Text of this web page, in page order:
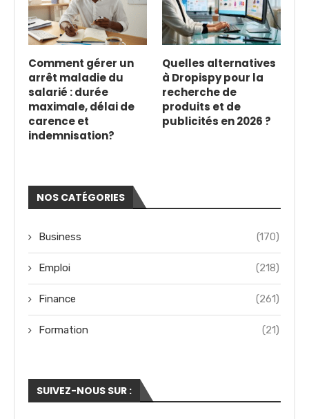
Comment gérer un
arrêt maladie du
salarié : durée
maximale, délai de
carence et
indemnisation?
Quelles alternatives
à Dropispy pour la
recherche de
produits et de
publicités en 2026 ?
NOS CATÉGORIES
Business (170)
Emploi (218)
Finance (261)
Formation (21)
SUIVEZ-NOUS SUR :